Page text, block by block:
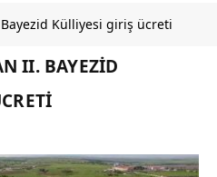
Külliyesi giriş ücreti
II. BAYEZID